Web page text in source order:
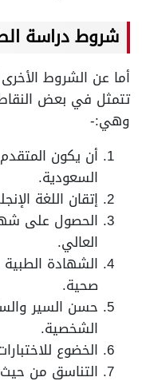
شروط دراسة
أما عن الشروط
تتمثل في بعض
وهي:-
أن يكون
السعودية.
إتقان اللغة
الحصول على
العالي.
الشهادة
صحية.
حسن السير
الشخصية.
الخضوع
التناسق من